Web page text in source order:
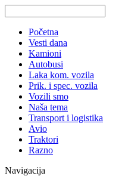
Početna
Vesti dana
Kamioni
Autobusi
Laka kom. vozila
Prik. i spec. vozila
Vozili smo
Naša tema
Transport i logistika
Avio
Traktori
Razno
Navigacija